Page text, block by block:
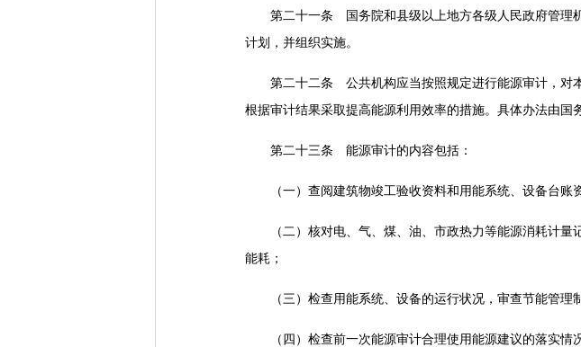
第二十一条 国务院和县级以上地方各级人民政府管理机
计划，并组织实施。
第二十二条 公共机构应当按照规定进行能源审计，对本
根据审计结果采取提高能源利用效率的措施。具体办法由国
第二十三条 能源审计的内容包括：
（一）查阅建筑物竣工验收资料和用能系统、设备台账
（二）核对电、气、煤、油、市政热力等能源消耗计量
能耗；
（三）检查用能系统、设备的运行状况，审查节能管理
（四）检查前一次能源审计合理使用能源建议的落实情